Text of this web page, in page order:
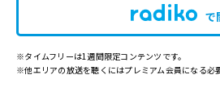
で
※タイムフリーは1週間限定コンテンツです。
※他エリアの放送を聴くにはプレミアム会員になる必